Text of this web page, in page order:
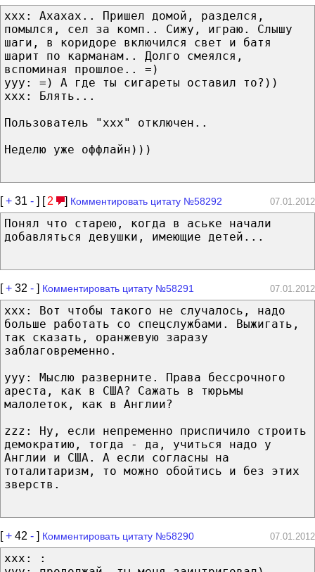
xxx: Ахахах.. Пришел домой, разделся,
помылся, сел за комп.. Сижу, играю. Слышу
шаги, в коридоре включился свет и батя
шарит по карманам.. Долго смеялся,
вспоминая прошлое.. =)
yyy: =) А где ты сигареты оставил то?))
xxx: Блять...
Пользователь "xxx" отключен..
Неделю уже оффлайн)))
[+ 31 - ] [ 2 ] Комментировать цитату №58292 07.01.2012
Понял что старею, когда в аське начали
добавляться девушки, имеющие детей...
[+ 32 - ] Комментировать цитату №58291 07.01.2012
xxx: Вот чтобы такого не случалось, надо
больше работать со спецслужбами. Выжигать,
так сказать, оранжевую заразу
заблаговременно.
yyy: Мыслю разверните. Права бессрочного
ареста, как в США? Сажать в тюрьмы
малолеток, как в Англии?
zzz: Ну, если непременно приспичило строить
демократию, тогда - да, учиться надо у
Англии и США. А если согласны на
тоталитаризм, то можно обойтись и без этих
зверств.
[+ 42 - ] Комментировать цитату №58290 07.01.2012
xxx: :